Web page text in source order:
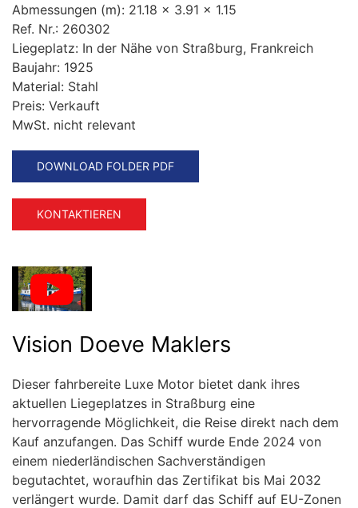
Abmessungen (m): 21.18 x 3.91 x 1.15
Ref. Nr.: 260302
Liegeplatz: In der Nähe von Straßburg, Frankreich
Baujahr: 1925
Material: Stahl
Preis: Verkauft
MwSt. nicht relevant
DOWNLOAD FOLDER PDF
KONTAKTIEREN
Vision Doeve Maklers
Dieser fahrbereite Luxe Motor bietet dank ihres
aktuellen Liegeplatzes in Straßburg eine
hervorragende Möglichkeit, die Reise direkt nach dem
Kauf anzufangen. Das Schiff wurde Ende 2024 von
einem niederländischen Sachverständigen
begutachtet, woraufhin das Zertifikat bis Mai 2032
verlängert wurde. Damit darf das Schiff auf EU-Zonen